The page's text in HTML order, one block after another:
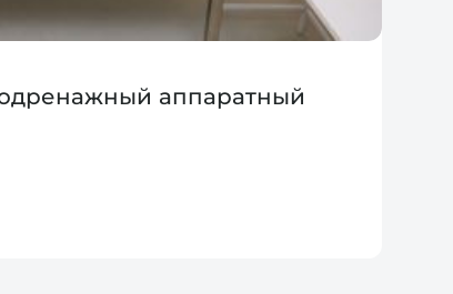
аппаратный